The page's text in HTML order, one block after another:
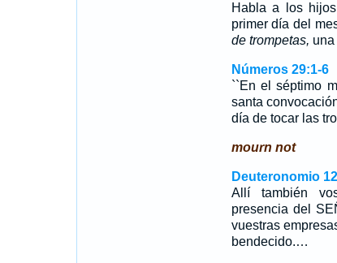
Habla a los
primer día del
de trompetas,
Números 29:1-6
``En el séptimo
santa
día de tocar las
mourn not
Deuteronomio
Allí también
presencia del
vuestras
bendecido.…